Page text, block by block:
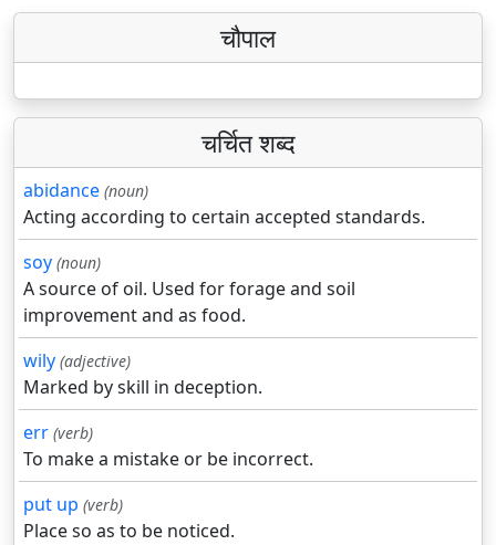
चौपाल
चर्चित शब्द
abidance (noun)
Acting according to certain accepted standards.
soy (noun)
A source of oil. Used for forage and soil
improvement and as food.
wily (adjective)
Marked by skill in deception.
err (verb)
To make a mistake or be incorrect.
put up (verb)
Place so as to be noticed.